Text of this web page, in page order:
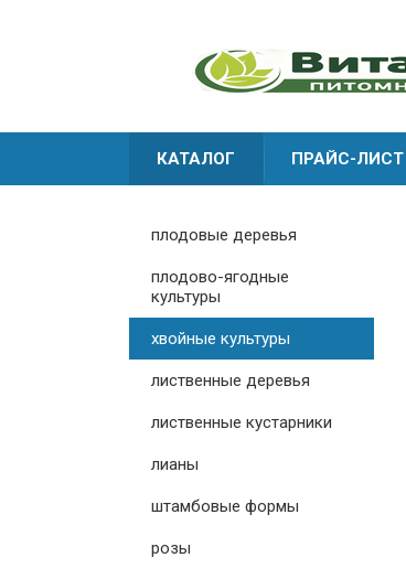
КАТАЛОГ ПРАЙС-ЛИСТ
плодовые деревья
плодово-ягодные
культуры
хвойные культуры
лиственные деревья
лиственные кустарники
лианы
штамбовые формы
розы